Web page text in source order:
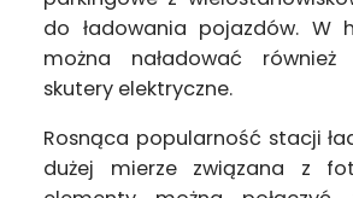
do ładowania pojazdów. W
można naładować
skutery elektryczne.
Rosnąca popularność stacji
dużej mierze związana z